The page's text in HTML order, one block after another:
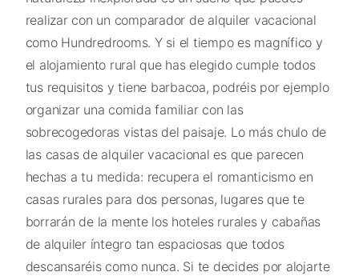
realizar con un comparador de alquiler vacacional
como Hundredrooms. Y si el tiempo es magnífico y
el alojamiento rural que has elegido cumple todos
tus requisitos y tiene barbacoa, podréis por ejemplo
organizar una comida familiar con las
sobrecogedoras vistas del paisaje. Lo más chulo de
las casas de alquiler vacacional es que parecen
hechas a tu medida: recupera el romanticismo en
casas rurales para dos personas, lugares que te
borrarán de la mente los hoteles rurales y cabañas
de alquiler íntegro tan espaciosas que todos
descansaréis como nunca. Si te decides por alojarte